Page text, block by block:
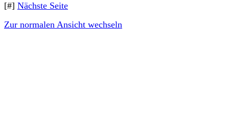
[#] Nächste Seite
Zur normalen Ansicht wechseln